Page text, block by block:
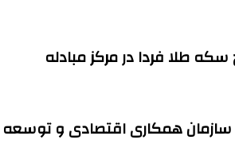
سکه طلا فردا در مرکز مبادله
همکاری اقتصادی و توسعه به